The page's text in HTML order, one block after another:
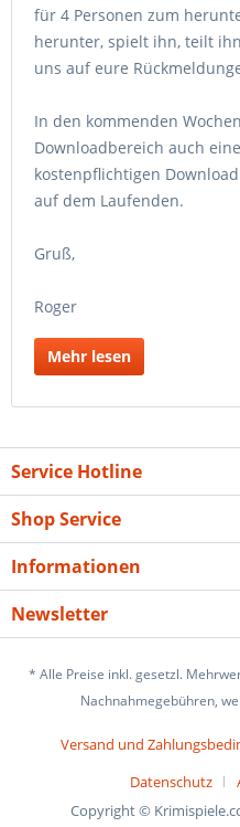
für 4 Personen zum
herunter, spielt ihn, teilt
uns auf eure
In den kommenden
Downloadbereich auch
kostenpflichtigen
auf dem Laufenden.
Gruß,
Roger
Mehr lesen
Service Hotline
Shop Service
Informationen
Newsletter
* Alle Preise inkl. gesetzl.
Nachnahmegebühren,
Versand und
Datenschutz
Copyright ©